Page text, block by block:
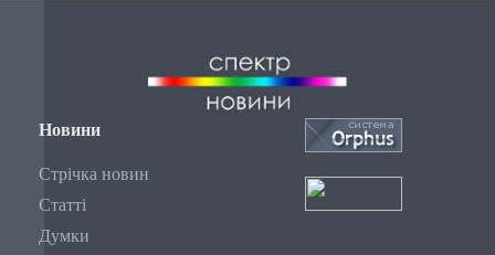
Новини
Стрічка новин
Статті
Думки